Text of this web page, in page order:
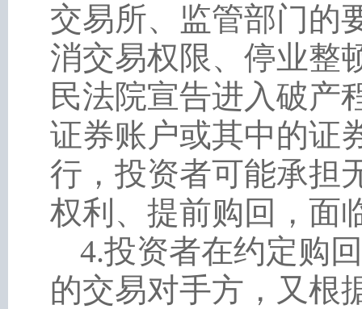
交易所、监管部门的
消交易权限、停业整
民法院宣告进入破产
证券账户或其中的证
行，投资者可能承担
权利、提前购回，面
4.投资者在约定购
的交易对手方，又根